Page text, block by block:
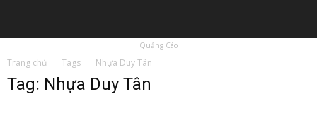
Quảng Cáo
Trang chủ Tags Nhựa Duy Tân
Tag: Nhựa Duy Tân